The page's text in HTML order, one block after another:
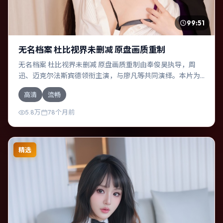
99:51
无名档案 杜比视界未删减 原盘画质重制
无名档案 杜比视界未删减 原盘画质重制由奉俊昊执导，周
迅、迈克尔·法斯宾德领衔主演，与廖凡等共同演绎。本片为
传记类型，主要班底与取景来自中国香港。失散多年的兄妹
在边境小镇意外重逢。影片整体气质浓烈，节奏紧凑，人物
动机清晰，适合喜欢强情节与细腻表演的观众。
高清 流畅
5.8万 78个月前
精选